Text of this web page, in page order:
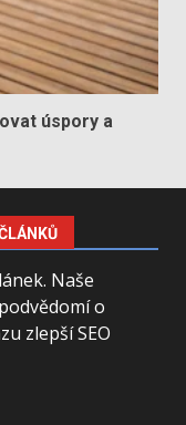
úspory a
Naše
o
zlepší SEO